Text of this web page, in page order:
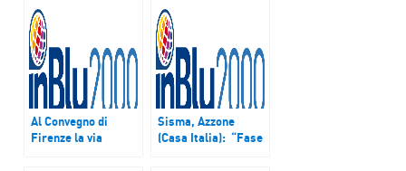
Al Convegno di
Firenze la via
Sisma, Azzone
(Casa Italia): “Fase